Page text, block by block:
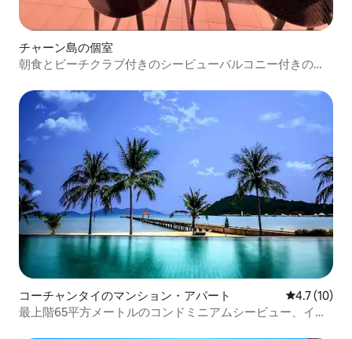
チャーン島の個室
朝食とビーチクラブ付きのシービューバルコニー付きのお
コーチャンタイのマンション・アパート レビュー10
4.7 (10)
最上階65平方メートルのコンドミニアムシービュー、イン